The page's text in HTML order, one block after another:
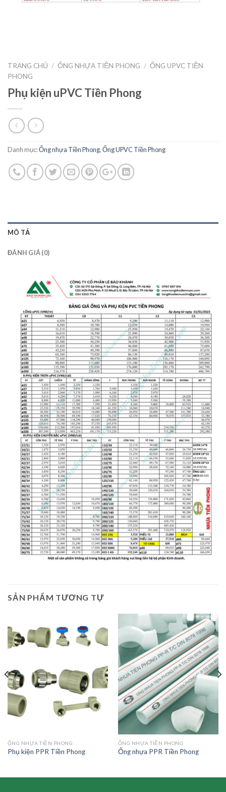
TRANG CHỦ / ỐNG NHỰA TIỀN PHONG / ỐNG UPVC TIỀN
PHONG
Phụ kiện uPVC Tiền Phong
Danh mục:Ống nhựa Tiền Phong,Ống UPVC Tiền Phong
MÔ TẢ
ĐÁNH GIÁ (0)
SẢN PHẨM TƯƠNG TỰ
ỐNG NHỰA TIỀN PHONG
Phụ kiện PPR Tiền Phong
ỐNG NHỰA TIỀN PHONG
Ống nhựa PPR Tiền Phong